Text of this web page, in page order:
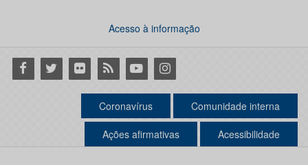
Acesso à informação
Facebook
Twitter Flickr RSS YoutubeInstagram
Coronavírus Comunidade interna
Ações afirmativas Acessibilidade